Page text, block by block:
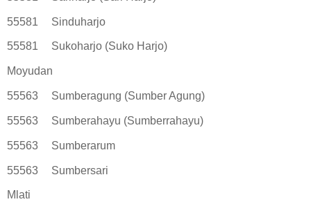
55581 Sinduharjo
55581 Sukoharjo (Suko Harjo)
Moyudan
55563 Sumberagung (Sumber Agung)
55563 Sumberahayu (Sumberrahayu)
55563 Sumberarum
55563 Sumbersari
Mlati